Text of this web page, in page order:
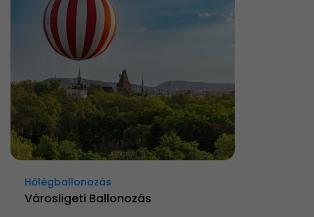
Hőlégballonozás
Városligeti Ballonozás